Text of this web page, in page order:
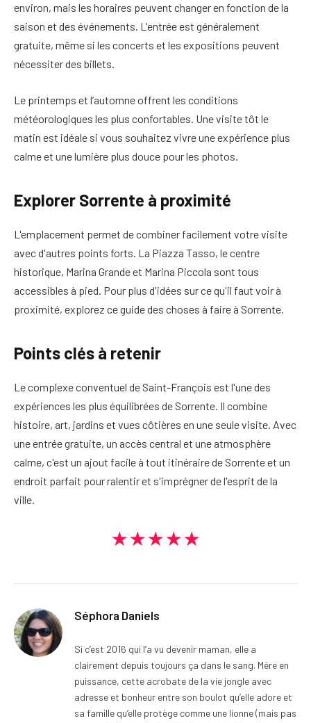
environ, mais les horaires peuvent changer en fonction de la
saison et des événements. L'entrée est généralement
gratuite, même si les concerts et les expositions peuvent
nécessiter des billets.
Le printemps et l’automne offrent les conditions
météorologiques les plus confortables. Une visite tôt le
matin est idéale si vous souhaitez vivre une expérience plus
calme et une lumière plus douce pour les photos.
Explorer Sorrente à proximité
L'emplacement permet de combiner facilement votre visite
avec d'autres points forts. La Piazza Tasso, le centre
historique, Marina Grande et Marina Piccola sont tous
accessibles à pied. Pour plus d'idées sur ce qu'il faut voir à
proximité, explorez ce guide des choses à faire à Sorrente.
Points clés à retenir
Le complexe conventuel de Saint-François est l'une des
expériences les plus équilibrées de Sorrente. Il combine
histoire, art, jardins et vues côtières en une seule visite. Avec
une entrée gratuite, un accès central et une atmosphère
calme, c'est un ajout facile à tout itinéraire de Sorrente et un
endroit parfait pour ralentir et s'imprégner de l'esprit de la
ville.
★★★★★
Séphora Daniels
Si c’est 2016 qui l’a vu devenir maman, elle a
clairement depuis toujours ça dans le sang. Mère en
puissance, cette acrobate de la vie jongle avec
adresse et bonheur entre son boulot qu’elle adore et
sa famille qu’elle protège comme une lionne (mais pas